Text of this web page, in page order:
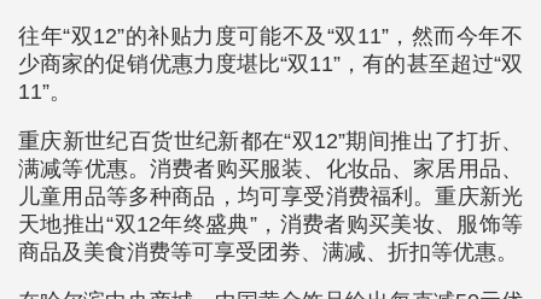
往年“双12”的补贴力度可能不及“双11”，然而今年不
少商家的促销优惠力度堪比“双11”，有的甚至超过“双
11”。
重庆新世纪百货世纪新都在“双12”期间推出了打折、
满减等优惠。消费者购买服装、化妆品、家居用品、
儿童用品等多种商品，均可享受消费福利。重庆新光
天地推出“双12年终盛典”，消费者购买美妆、服饰等
商品及美食消费等可享受团劵、满减、折扣等优惠。